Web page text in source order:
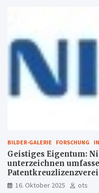
BILDER-GALERIE FORSCHUNG
Geistiges Eigentum:
unterzeichnen
16. Oktober 2025
ots